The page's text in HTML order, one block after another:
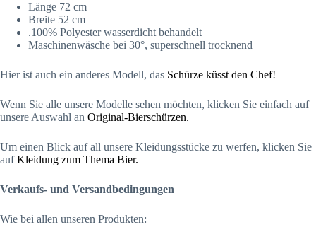
Länge 72 cm
Breite 52 cm
.100% Polyester wasserdicht behandelt
Maschinenwäsche bei 30°, superschnell trocknend
Hier ist auch ein anderes Modell, das Schürze küsst den Chef!
Wenn Sie alle unsere Modelle sehen möchten, klicken Sie einfach auf
unsere Auswahl an Original-Bierschürzen.
Um einen Blick auf all unsere Kleidungsstücke zu werfen, klicken Sie
aufKleidung zum Thema Bier.
Verkaufs- und Versandbedingungen
Wie bei allen unseren Produkten: